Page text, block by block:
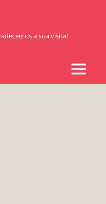
a sua visita!
MENU